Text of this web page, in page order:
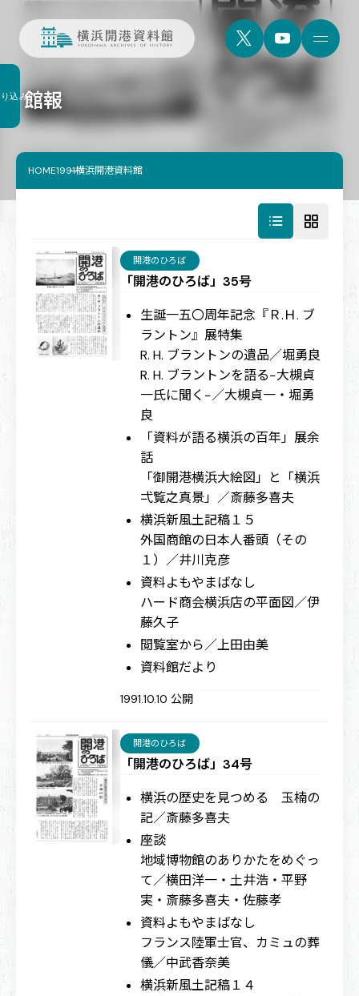
館報
HOME1991横浜開港資料館
「開港のひろば」35号
開港のひろば
生誕一五〇周年記念『Ｒ.Ｈ. ブ
ラントン』展特集
R. H. ブラントンの遺品／堀勇良
R. H. ブラントンを語る−大槻貞
一氏に聞く−／大槻貞一・堀勇
良
「資料が語る横浜の百年」展余
話
「御開港横浜大絵図」と「横浜
弌覧之真景」／斎藤多喜夫
横浜新風土記稿１５
外国商館の日本人番頭（その
１）／井川克彦
資料よもやまばなし
ハード商会横浜店の平面図／伊
藤久子
閲覧室から／上田由美
資料館だより
1991.10.10 公開
「開港のひろば」34号
開港のひろば
横浜の歴史を見つめる 玉楠の
記／斎藤多喜夫
座談
地域博物館のありかたをめぐっ
て／横田洋一・土井浩・平野
実・斎藤多喜夫・佐藤孝
資料よもやまばなし
フランス陸軍士官、カミュの葬
儀／中武香奈美
横浜新風土記稿１４
込み